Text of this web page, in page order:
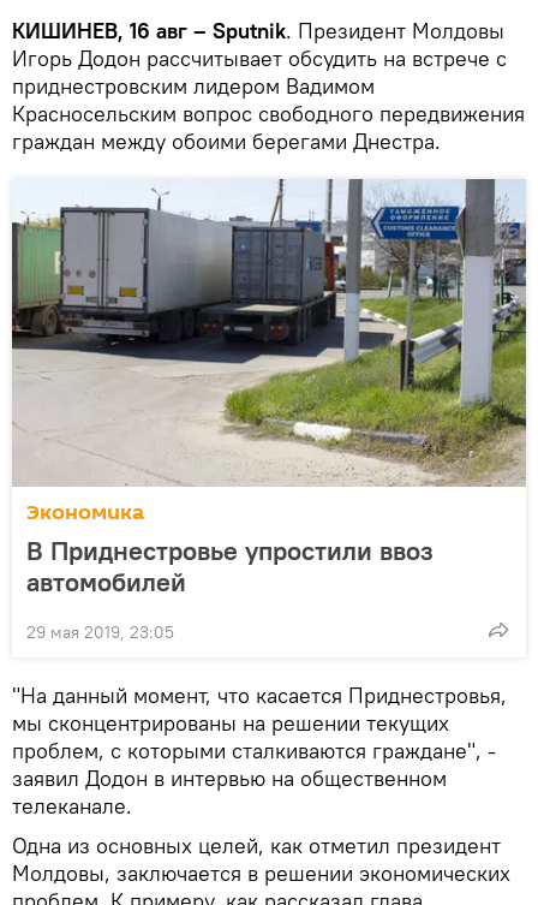
КИШИНЕВ, 16 авг – Sputnik. Президент Молдовы
Игорь Додон рассчитывает обсудить на встрече с
приднестровским лидером Вадимом
Красносельским вопрос свободного передвижения
граждан между обоими берегами Днестра.
Экономика
В Приднестровье упростили ввоз
автомобилей
29 мая 2019, 23:05
"На данный момент, что касается Приднестровья,
мы сконцентрированы на решении текущих
проблем, с которыми сталкиваются граждане", -
заявил Додон в интервью на общественном
телеканале.
Одна из основных целей, как отметил президент
Молдовы, заключается в решении экономических